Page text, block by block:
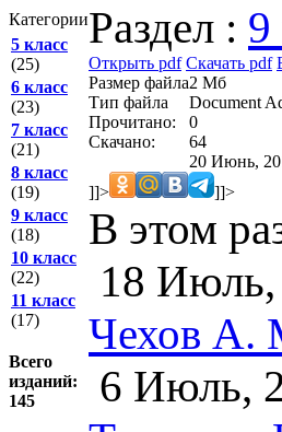
Категории
5 класс
(25)
6 класс
(23)
7 класс
(21)
8 класс
(19)
9 класс
(18)
10 класс
(22)
11 класс
(17)
Всего
изданий:
145
Раздел : 9
Открыть pdf Скачать pdf
Размер файла2 Мб
Тип файла
Document
Прочитано:
0
Скачано:
64
20 Июнь,
]]>
]]>
В этом
18 Июль,
Чехов А.
6 Июль,